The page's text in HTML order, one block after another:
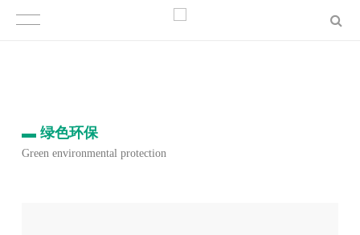
▬ 绿色环保
Green environmental protection